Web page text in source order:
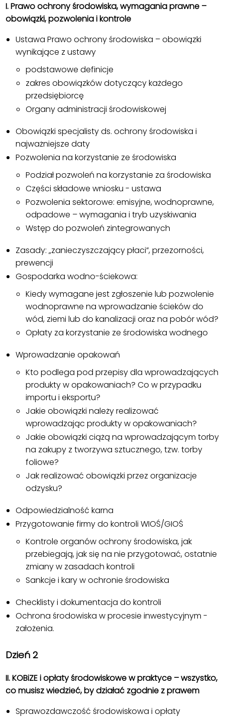
I. Prawo ochrony środowiska, wymagania prawne –
obowiązki, pozwolenia i kontrole
Ustawa Prawo ochrony środowiska – obowiązki
wynikające z ustawy
podstawowe definicje
zakres obowiązków dotyczący każdego
przedsiębiorcę
Organy administracji środowiskowej
Obowiązki specjalisty ds. ochrony środowiska i
najważniejsze daty
Pozwolenia na korzystanie ze środowiska
Podział pozwoleń na korzystanie za środowiska
Części składowe wniosku - ustawa
Pozwolenia sektorowe: emisyjne, wodnoprawne,
odpadowe – wymagania i tryb uzyskiwania
Wstęp do pozwoleń zintegrowanych
Zasady: „zanieczyszczający płaci”, przezorności,
prewencji
Gospodarka wodno-ściekowa:
Kiedy wymagane jest zgłoszenie lub pozwolenie
wodnoprawne na wprowadzanie ścieków do
wód, ziemi lub do kanalizacji oraz na pobór wód?
Opłaty za korzystanie ze środowiska wodnego
Wprowadzanie opakowań
Kto podlega pod przepisy dla wprowadzających
produkty w opakowaniach? Co w przypadku
importu i eksportu?
Jakie obowiązki należy realizować
wprowadzając produkty w opakowaniach?
Jakie obowiązki ciążą na wprowadzającym torby
na zakupy z tworzywa sztucznego, tzw. torby
foliowe?
Jak realizować obowiązki przez organizacje
odzysku?
Odpowiedzialność karna
Przygotowanie firmy do kontroli WIOŚ/GIOŚ
Kontrole organów ochrony środowiska, jak
przebiegają, jak się na nie przygotować, ostatnie
zmiany w zasadach kontroli
Sankcje i kary w ochronie środowiska
Checklisty i dokumentacja do kontroli
Ochrona środowiska w procesie inwestycyjnym -
założenia.
Dzień 2
II. KOBiZE i opłaty środowiskowe w praktyce – wszystko,
co musisz wiedzieć, by działać zgodnie z prawem
Sprawozdawczość środowiskowa i opłaty